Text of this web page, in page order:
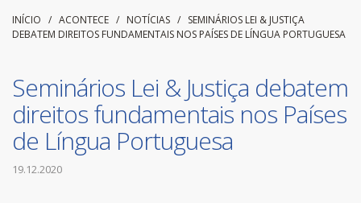
INÍCIO / ACONTECE / NOTÍCIAS / SEMINÁRIOS LEI & JUSTIÇA
DEBATEM DIREITOS FUNDAMENTAIS NOS PAÍSES DE LÍNGUA PORTUGUESA
Seminários Lei & Justiça debatem
direitos fundamentais nos Países
de Língua Portuguesa
19.12.2020